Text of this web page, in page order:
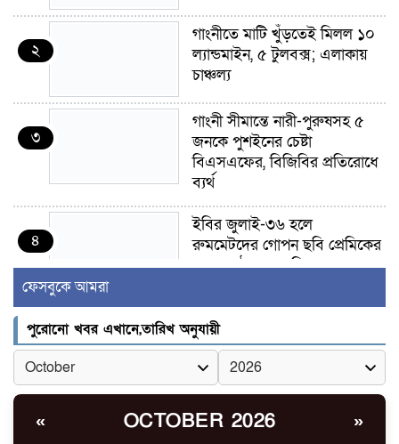
২
গাংনীতে মাটি খুঁড়তেই মিলল ১০
ল্যান্ডমাইন, ৫ টুলবক্স; এলাকায়
চাঞ্চল্য
৩
গাংনী সীমান্তে নারী-পুরুষসহ ৫
জনকে পুশইনের চেষ্টা
বিএসএফের, বিজিবির প্রতিরোধে
ব্যর্থ
৪
ইবির জুলাই-৩৬ হলে
রুমমেটদের গোপন ছবি প্রেমিকের
কাছে পাঠানোর অভিযোগ, ক্ষোভ
৫
র‍্যাব বিলুপ্ত হয়ে এসআরবি,
থাকছে নাগরিক অভিযোগের নতুন
ব্যবস্থা
৬
খোকসায় বিএনপি নেতা নাফিজ
ফেসবুকে আমরা
পুরোনো খবর এখানে,তারিখ অনুযায়ী
« OCTOBER 2026 »